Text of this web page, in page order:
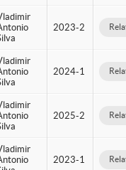
2023-2
2024-1
2025-2
2023-1